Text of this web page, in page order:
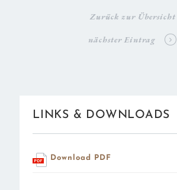
Zurück zur Übersicht
nächster Eintrag V
LINKS & DOWNLOADS
Download PDF